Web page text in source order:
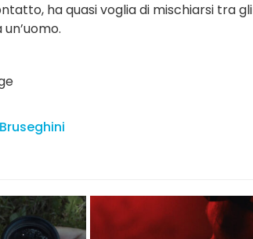
ha quasi voglia di mischiarsi tra gli